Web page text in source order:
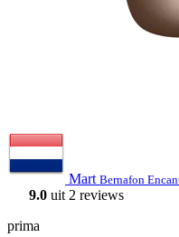
Mart Bernafon
9.0 uit 2 reviews
prima